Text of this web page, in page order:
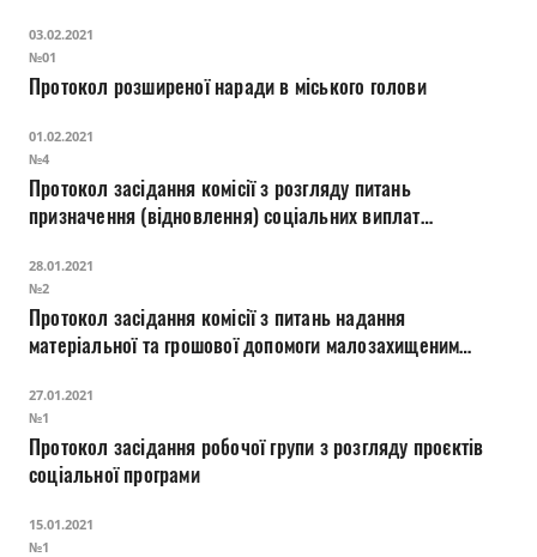
03.02.2021
№01
Протокол розширеної наради в міського голови
01.02.2021
№4
Протокол засідання комісії з розгляду питань
призначення (відновлення) соціальних виплат
28.01.2021
№2
Протокол засідання комісії з питань надання
матеріальної та грошової допомоги малозахищеним
27.01.2021
№1
Протокол засідання робочої групи з розгляду проєктів
соціальної програми
15.01.2021
№1